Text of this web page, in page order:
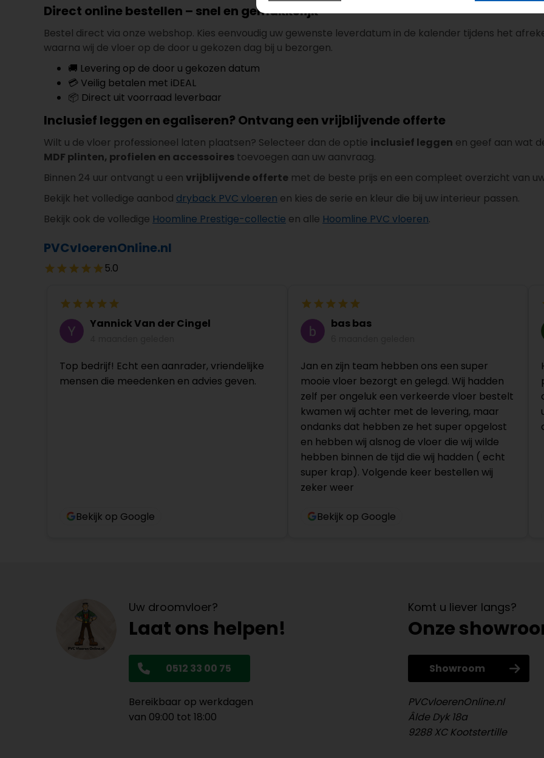
Direct online bestellen – snel en gemakkelijk
Bestel direct via onze webshop. Kies eenvoudig uw gewenste leverdatum in de kalender tijdens het
waarna wij de vloer op de door u gekozen dag bij u bezorgen.
🚚 Levering op de door u gekozen datum
💳 Veilig betalen met iDEAL
📦 Direct uit voorraad leverbaar
Inclusief leggen en egaliseren? Ontvang een vrijblijvende offerte
Wilt u de vloer professioneel laten plaatsen? Selecteer dan de optie inclusief leggen en geef aan wat
MDF plinten, profielen en accessoires toevoegen aan uw aanvraag.
Binnen 24 uur ontvangt u een vrijblijvende offerte met de beste prijs en een compleet overzicht van
Bekijk het volledige aanbod dryback PVC vloeren en kies de serie en kleur die bij uw interieur passen.
Bekijk ook de volledige Hoomline Prestige-collectie en alle Hoomline PVC vloeren.
PVCvloerenOnline.nl
5.0
Yannick Van der Cingel
Top bedrijf! Echt een aanrader, vriendelijke
mensen die meedenken en advies geven.
Bekijk op Google
bas bas
Jan en zijn team hebben ons een super
mooie vloer bezorgt en gelegd. Wij hadden
zelf per ongeluk een verkeerde vloer bestelt
kwamen wij achter met de levering, maar
ondanks dat hebben ze het super opgelost
en hebben wij alsnog de vloer die wij wilde
hebben binnen de tijd die wij hadden ( echt
super krap). Volgende keer bestellen wij
zeker weer
Bekijk op Google
Uw droomvloer?
Laat ons helpen!
0512 33 00 75
Bereikbaar op werkdagen
van 09:00 tot 18:00
Komt u liever langs?
Onze
Showroom
PVCvloerenOnline.nl
Âlde Dyk 18a
9288 XC Kootstertille